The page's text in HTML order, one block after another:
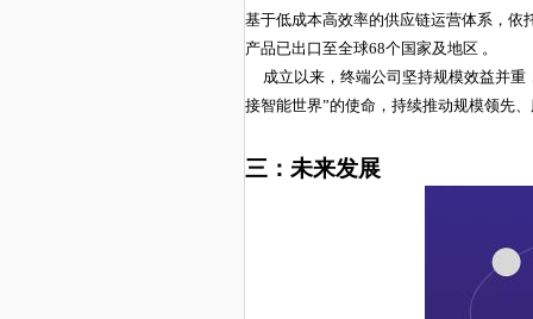
基于低成本高效率的供应链运营体系，依
产品已出口至全球68个国家及地区 。
成立以来，终端公司坚持规模效益并重
接智能世界”的使命，持续推动规模领先
三：未来发展